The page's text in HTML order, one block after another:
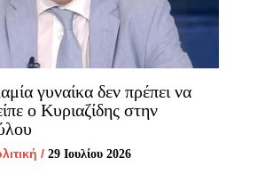
γυναίκα δεν πρέπει να
o Κυριαζίδης στην
/ 29 Ιουλίου 2026